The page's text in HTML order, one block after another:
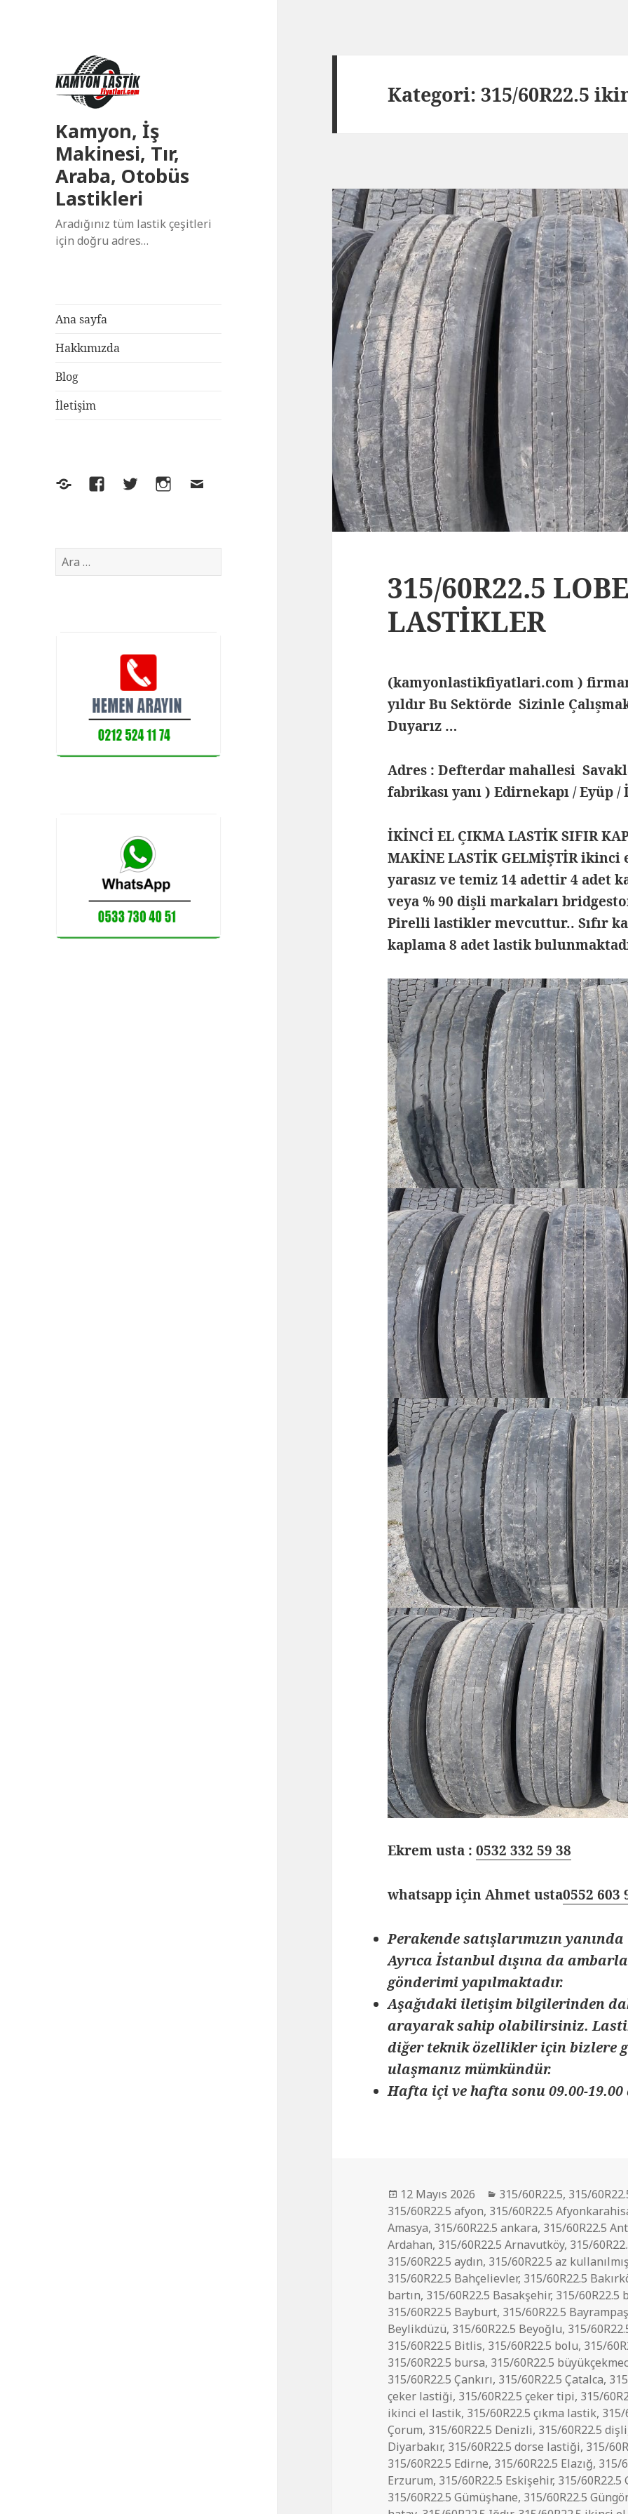
Kamyon, İş
Makinesi, Tır,
Araba, Otobüs
Lastikleri
Aradığınız tüm lastik çeşitleri
için doğru adres…
Ana sayfa
Hakkımızda
Blog
İletişim
Yelp FacebookTwitterInstagram
E-
Arama:
Kategori:315/60R22.5
315/60R22.5
LASTİKLER
(kamyonlastikfiyatlari.com )
yıldır Bu Sektörde Sizinle
Duyarız …
Adres : Defterdar mahallesi
fabrikası yanı ) Edirnekapı / Eyüp
İKİNCİ EL ÇIKMA LASTİK SIFIR
MAKİNE LASTİK GELMİŞTİR ikinci
yarasız ve temiz 14 adettir 4 adet
veya % 90 dişli markaları
Pirelli lastikler mevcuttur.. Sıfır
kaplama 8 adet lastik
Ekrem usta :0532 332 59 38
whatsapp için Ahmet usta0552 603
Perakende satışlarımızın
Ayrıca İstanbul dışına da
gönderimi yapılmaktadır.
Aşağıdaki iletişim bilgilerinden
arayarak sahip olabilirsiniz.
diğer teknik özellikler için bizlere
ulaşmanız mümkündür.
Hafta içi ve hafta sonu 09.00-
Yayın
tarihi
12 Mayıs 2026 Kategoriler
315/60R22.5, 315/
315/60R22.5 afyon, 315/60R22.5
Amasya, 315/60R22.5 ankara, 315/60R22.5
Ardahan, 315/60R22.5 Arnavutköy, 315/
315/60R22.5 aydın, 315/60R22.5 az
315/60R22.5 Bahçelievler, 315/60R22.5
bartın, 315/60R22.5 Basakşehir, 315/60R22.5
315/60R22.5 Bayburt, 315/60R22.5
Beylikdüzü, 315/60R22.5 Beyoğlu, 315/
315/60R22.5 Bitlis, 315/60R22.5 bolu, 315/
315/60R22.5 bursa, 315/60R22.5
315/60R22.5 Çankırı, 315/60R22.5 Çatalca,
çeker lastiği, 315/60R22.5 çeker tipi, 315/
ikinci el lastik, 315/60R22.5 çıkma lastik, 315/
Çorum, 315/60R22.5 Denizli, 315/60R22.5 dişli
Diyarbakır, 315/60R22.5 dorse lastiği, 315/
315/60R22.5 Edirne, 315/60R22.5 Elazığ, 315/
Erzurum, 315/60R22.5 Eskişehir, 315/60R22.5
315/60R22.5 Gümüşhane, 315/60R22.5